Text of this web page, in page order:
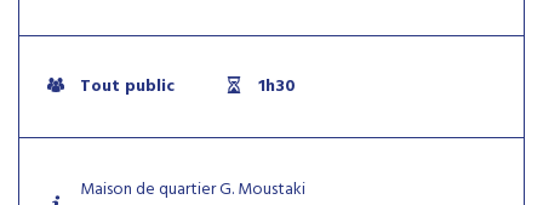
Tout public 1h30
Maison de quartier G. Moustaki